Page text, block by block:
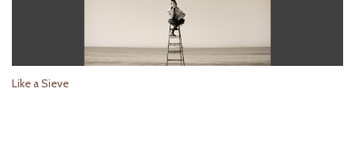
Like a Sieve